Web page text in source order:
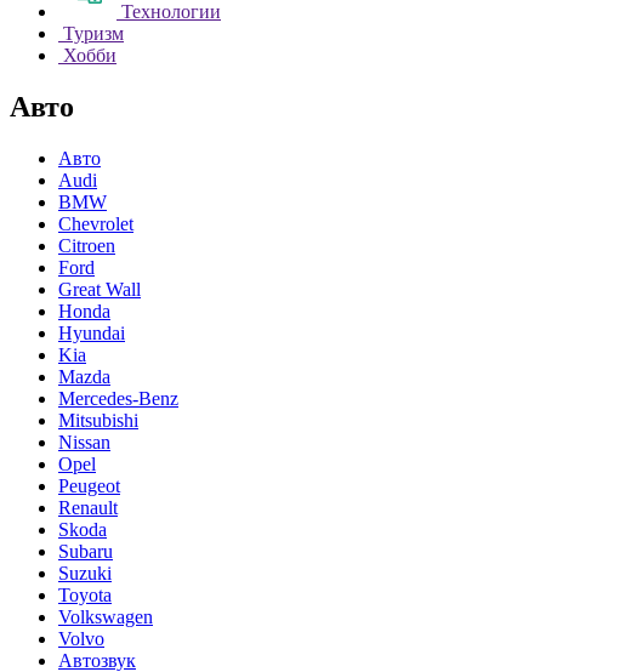
Технологии
Туризм
Хобби
Авто
Авто
Audi
BMW
Chevrolet
Citroen
Ford
Great Wall
Honda
Hyundai
Kia
Mazda
Mercedes-Benz
Mitsubishi
Nissan
Opel
Peugeot
Renault
Skoda
Subaru
Suzuki
Toyota
Volkswagen
Volvo
Автозвук